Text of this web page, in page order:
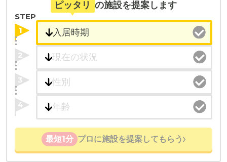
ピッタリ の施設を提案します
STEP
1
2
3
4
最短1分 プロに施設を提案してもらう